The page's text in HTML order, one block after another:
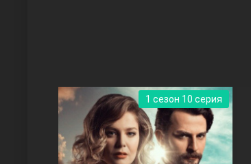
1 сезон 10 серия